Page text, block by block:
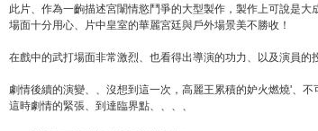
此片、作為一齣描述宮闈情慾鬥爭的大型製作，製作上可說是大
場面十分用心、片中皇室的華麗宮廷與戶外場景美不勝收！
在戲中的武打場面非常激烈、也看得出導演的功力、以及演員的
劇情後續的演變、、沒想到這一次，高麗王累積的妒火燃燒'、不
這時劇情的緊張、到達臨界點、、、、